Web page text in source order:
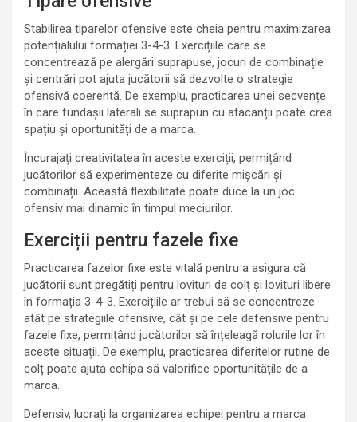
Stabilirea tiparelor ofensive este cheia pentru maximizarea
potențialului formației 3-4-3. Exercițiile care se
concentrează pe alergări suprapuse, jocuri de combinație
și centrări pot ajuta jucătorii să dezvolte o strategie
ofensivă coerentă. De exemplu, practicarea unei secvențe
în care fundașii laterali se suprapun cu atacanții poate crea
spațiu și oportunități de a marca.
Încurajați creativitatea în aceste exerciții, permițând
jucătorilor să experimenteze cu diferite mișcări și
combinații. Această flexibilitate poate duce la un joc
ofensiv mai dinamic în timpul meciurilor.
Exerciții pentru fazele fixe
Practicarea fazelor fixe este vitală pentru a asigura că
jucătorii sunt pregătiți pentru lovituri de colț și lovituri libere
în formația 3-4-3. Exercițiile ar trebui să se concentreze
atât pe strategiile ofensive, cât și pe cele defensive pentru
fazele fixe, permițând jucătorilor să înțeleagă rolurile lor în
aceste situații. De exemplu, practicarea diferitelor rutine de
colț poate ajuta echipa să valorifice oportunitățile de a
marca.
Defensiv, lucrați la organizarea echipei pentru a marca